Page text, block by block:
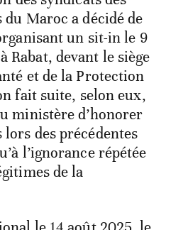
Maroc a décidé de
un sit-in le 9
Rabat, devant le siège
et de la Protection
fait suite, selon eux,
ministère d’honorer
des précédentes
l’ignorance répétée
de la